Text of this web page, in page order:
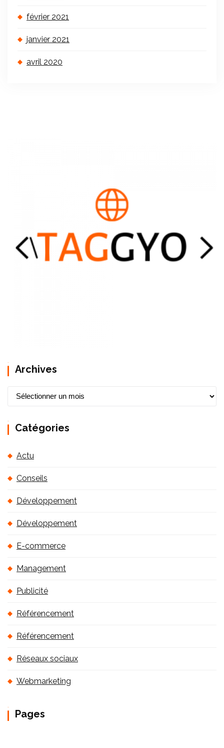
février 2021
janvier 2021
avril 2020
Archives
c
h
e
Catégories
Actu
Conseils
Développement
Développement
E-commerce
Management
Publicité
Référencement
Référencement
Réseaux sociaux
Webmarketing
Pages